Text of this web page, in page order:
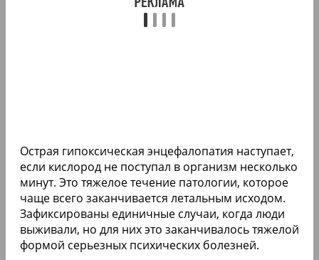
Острая гипоксическая энцефалопатия наступает,
если кислород не поступал в организм несколько
минут. Это тяжелое течение патологии, которое
чаще всего заканчивается летальным исходом.
Зафиксированы единичные случаи, когда люди
выживали, но для них это заканчивалось тяжелой
формой серьезных психических болезней.